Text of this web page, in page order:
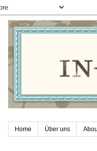
Home Über uns